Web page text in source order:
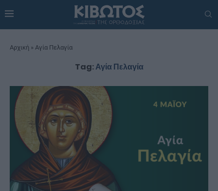
Αρχική » Αγία Πελαγία
Tag:Αγία Πελαγία